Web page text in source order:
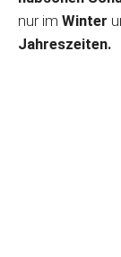
nur im Winter
Jahreszeiten.